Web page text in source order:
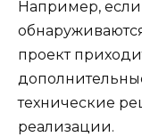
Например, если
проект
технические
реализации.